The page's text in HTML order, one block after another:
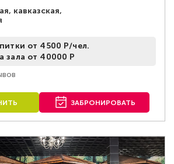
кавказская,
от 4500 Р/чел.
зала от 40000 Р
ЗАБРОНИРОВАТЬ